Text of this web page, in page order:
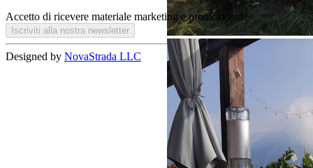
Accetto di ricevere materiale marketing e promozionale
Iscriviti alla nostra newsletter
Designed by NovaStrada LLC